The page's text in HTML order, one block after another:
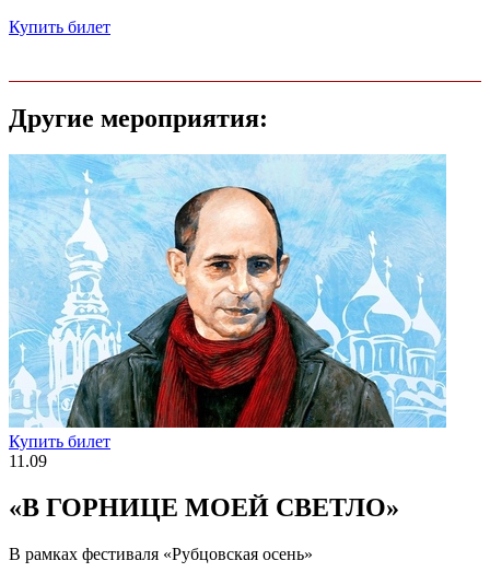
Купить билет
Другие мероприятия:
Купить билет
11.09
«В ГОРНИЦЕ МОЕЙ СВЕТЛО»
В рамках фестиваля «Рубцовская осень»